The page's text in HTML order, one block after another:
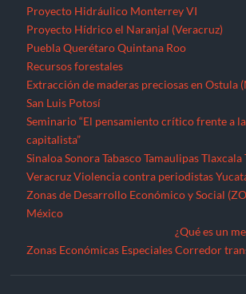
Proyecto Hidráulico Monterrey VI
Proyecto Hídrico el Naranjal (Veracruz)
Puebla Querétaro Quintana Roo
Recursos forestales
Extracción de maderas preciosas en Ostula
San Luis Potosí
Seminario “El pensamiento crítico frente a
capitalista”
Sinaloa Sonora Tabasco Tamaulipas Tlaxcala
Veracruz Violencia contra periodistas
Zonas de Desarrollo Económico y Social
México
Zonas Económicas Especiales
¿Qué es un
Corredor